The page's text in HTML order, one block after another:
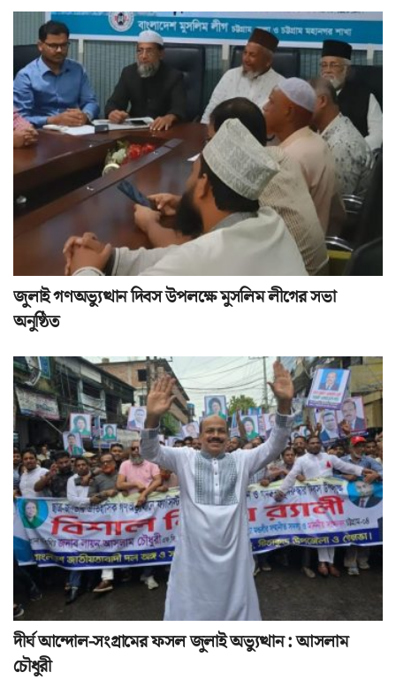
জুলাই গণঅভ্যুত্থান দিবস উপলক্ষে মুসলিম লীগের সভা
অনুষ্ঠিত
দীর্ঘ আন্দোল-সংগ্রামের ফসল জুলাই অভ্যুত্থান : আসলাম
চৌধুরী